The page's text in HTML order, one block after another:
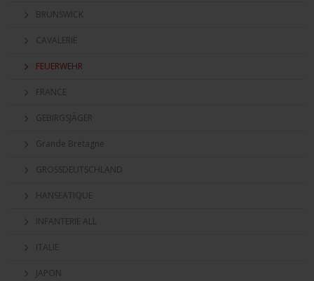
BRUNSWICK
CAVALERIE
FEUERWEHR
FRANCE
GEBIRGSJÄGER
Grande Bretagne
GROSSDEUTSCHLAND
HANSEATIQUE
INFANTERIE ALL
ITALIE
JAPON